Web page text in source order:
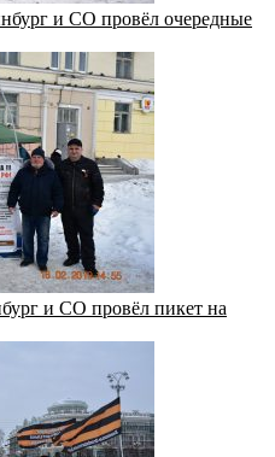
и СО провёл очередные
и СО провёл пикет на